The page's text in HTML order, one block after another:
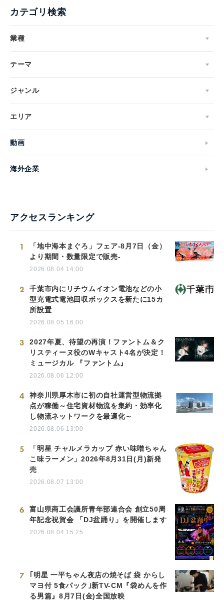
カテゴリ検索
業種
テーマ
ジャンル
エリア
動画
海外企業
アクセスランキング
1
「地中海本まぐろ」フェア-8月7日（金）
より期間・数量限定で販売-
2026.08.04 14:00
2
千葉市内にリチウムイオン電池などの小
型充電式電池回収ボックスを新たに15カ
所設置
2026.08.05 16:00
3
2027年夏、待望の再演！ファントム＆ク
リスティーヌ役のWキャスト4名が決定！
ミュージカル 『ファントム』
2026.08.06 12:00
4
神奈川県厚木市に初の自社運営型物流拠
点が稼働～住宅資材物流を集約・効率化
し物流ネットワークを最適化～
2026.08.06 13:00
5
「明星 チャルメラカップ 赤い味噌ちゃん
こ味ラーメン」2026年8月31日(月)新発
売
2026.08.07 13:00
6
富山県商工会議所青年部連合会 創立50周
年記念祝賀会 「DJ盆踊り」を開催します
2026.08.04 15:25
7
｢明星 一平ちゃん夜店の焼そば 袋 からし
マヨ付 5食パック｣新TV-CM『袋めんを作
る男篇』8月7日(金)全国放映